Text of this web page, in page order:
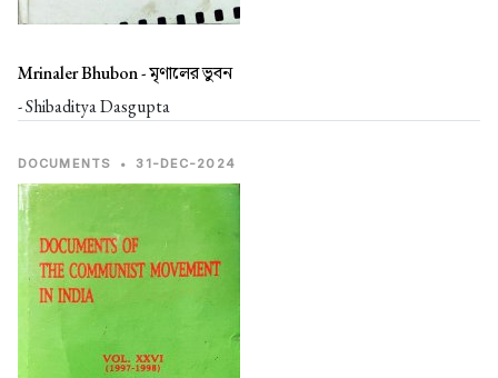
Mrinaler Bhubon -মৃণালের ভুবন
- Shibaditya Dasgupta
DOCUMENTS • 31-DEC-2024